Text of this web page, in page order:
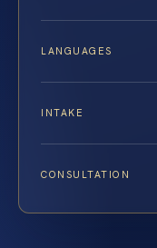
LANGUAGES
INTAKE
CONSULTATION